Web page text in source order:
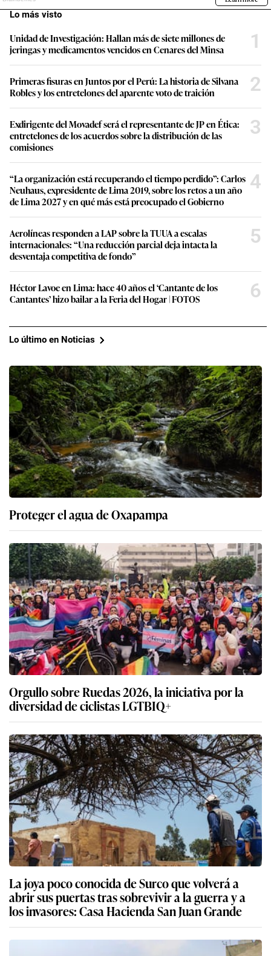
Lo más visto
Unidad de Investigación: Hallan más de siete millones de
jeringas y medicamentos vencidos en Cenares del Minsa
1
Primeras fisuras en Juntos por el Perú: La historia de Silvana
Robles y los entretelones del aparente voto de traición
2
Exdirigente del Movadef será el representante de JP en Ética:
entretelones de los acuerdos sobre la distribución de las
comisiones
3
“La organización está recuperando el tiempo perdido”: Carlos
Neuhaus, expresidente de Lima 2019, sobre los retos a un año
de Lima 2027 y en qué más está preocupado el Gobierno
4
Aerolíneas responden a LAP sobre la TUUA a escalas
internacionales: “Una reducción parcial deja intacta la
desventaja competitiva de fondo”
5
Héctor Lavoe en Lima: hace 40 años el ‘Cantante de los
Cantantes’ hizo bailar a la Feria del Hogar | FOTOS
6
Lo último en Noticias
Proteger el agua de Oxapampa
Orgullo sobre Ruedas 2026, la iniciativa por la
diversidad de ciclistas LGTBIQ+
La joya poco conocida de Surco que volverá a
abrir sus puertas tras sobrevivir a la guerra y a
los invasores: Casa Hacienda San Juan Grande